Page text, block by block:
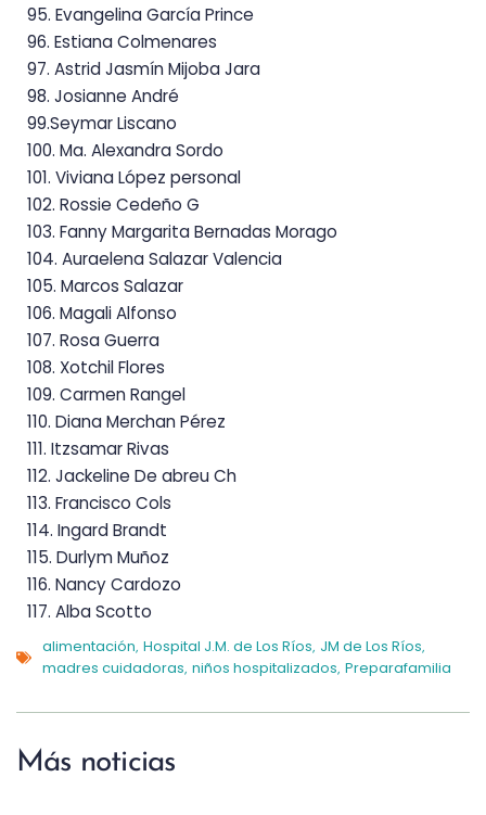
95. Evangelina García Prince
96. Estiana Colmenares
97. Astrid Jasmín Mijoba Jara
98. Josianne André
99.Seymar Liscano
100. Ma. Alexandra Sordo
101. VivianaLópez personal
102. Rossie Cedeño G
103. FannyMargarita Bernadas Morago
104. AuraelenaSalazar Valencia
105. Marcos Salazar
106. MagaliAlfonso
107. RosaGuerra
108. XotchilFlores
109. CarmenRangel
110. DianaMerchan Pérez
111. ItzsamarRivas
112. Jackeline De abreu Ch
113. Francisco Cols
114. IngardBrandt
115. DurlymMuñoz
116. NancyCardozo
117. AlbaScotto
alimentación, Hospital J.M. de Los Ríos, JM de Los Ríos,
madres cuidadoras, niños hospitalizados, Preparafamilia
Más noticias